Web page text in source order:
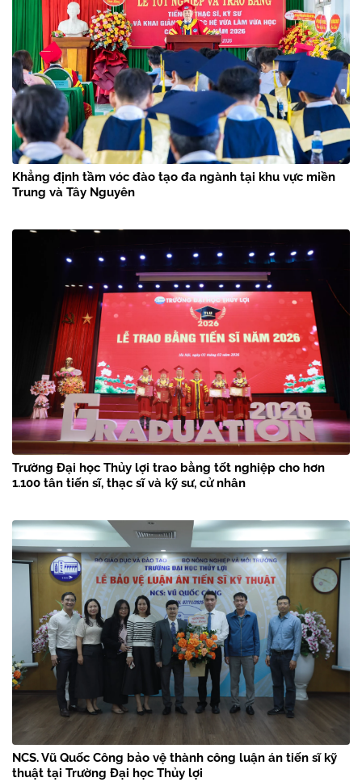
Khẳng định tầm vóc đào tạo đa ngành tại khu vực miền
Trung và Tây Nguyên
Trường Đại học Thủy lợi trao bằng tốt nghiệp cho hơn
1.100 tân tiến sĩ, thạc sĩ và kỹ sư, cử nhân
NCS. Vũ Quốc Công bảo vệ thành công luận án tiến sĩ kỹ
thuật tại Trường Đại học Thủy lợi